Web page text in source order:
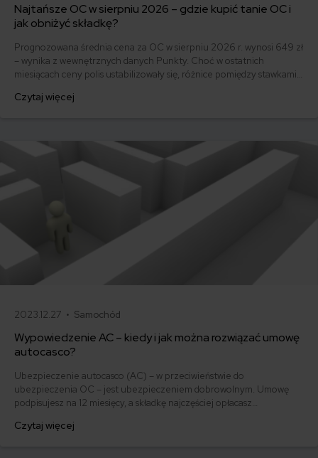
Najtańsze OC w sierpniu 2026 – gdzie kupić tanie OC i
jak obniżyć składkę?
Prognozowana średnia cena za OC w sierpniu 2026 r. wynosi 649 zł
– wynika z wewnętrznych danych Punkty. Choć w ostatnich
miesiącach ceny polis ustabilizowały się, różnice pomiędzy stawkami
500 zł, inni – powyżej 1500 zł. Gdzie znaleźć najtańsze OC w Polsce
Czytaj więcej
2023.12.27 • Samochód
Wypowiedzenie AC – kiedy i jak można rozwiązać umowę
autocasco?
Ubezpieczenie autocasco (AC) – w przeciwieństwie do
ubezpieczenia OC – jest ubezpieczeniem dobrowolnym. Umowę
podpisujesz na 12 miesięcy, a składkę najczęściej opłacasz
ofertę lub zdecydowałeś się sprzedać samochód w trakcie trwania
Czytaj więcej